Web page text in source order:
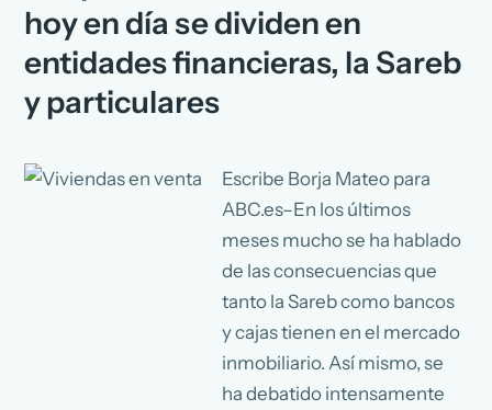
hoy en día se dividen en
entidades financieras, la Sareb
y particulares
Escribe Borja Mateo para
ABC.es–En los últimos
meses mucho se ha hablado
de las consecuencias que
tanto la Sareb como bancos
y cajas tienen en el mercado
inmobiliario. Así mismo, se
ha debatido intensamente